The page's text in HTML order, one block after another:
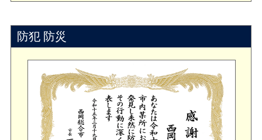
防犯 防災